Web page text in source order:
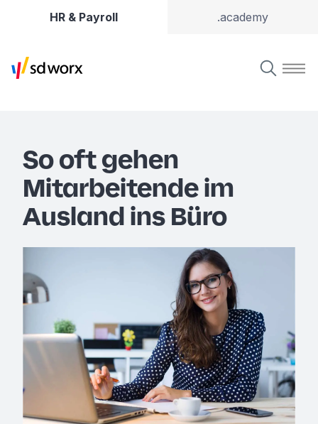
HR & Payroll .academy
So oft gehen
Mitarbeitende im
Ausland ins Büro